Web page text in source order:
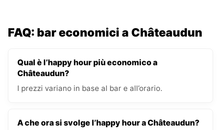
FAQ: bar economici a Châteaudun
Qual è l’happy hour più economico a
Châteaudun?
I prezzi variano in base al bar e all’orario.
A che ora si svolge l’happy hour a Châteaudun?